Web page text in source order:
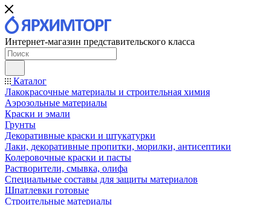
Интернет-магазин представительского класса
Каталог
Лакокрасочные материалы и строительная химия
Аэрозольные материалы
Краски и эмали
Грунты
Декоративные краски и штукатурки
Лаки, декоративные пропитки, морилки, антисептики
Колеровочные краски и пасты
Растворители, смывка, олифа
Специальные составы для защиты материалов
Шпатлевки готовые
Строительные материалы